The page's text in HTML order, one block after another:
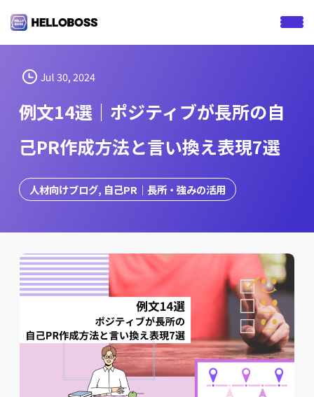
i
Jul 30, 2024
例文14選｜ポジティブが長所の自
己PR作成方法と言い換え表現7選
人材向けブログ, 自己PR｜長所・強みの活用